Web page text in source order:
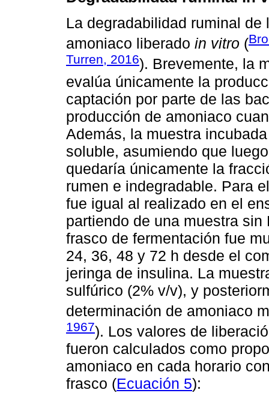
La degradabilidad ruminal
amoniaco liberado in vitro (
Turren, 2016). Brevemente, la
evalúa únicamente la
captación por parte de las
producción de amoniaco
Además, la muestra
soluble, asumiendo que
quedaría únicamente la
rumen e indegradable. Para
fue igual al realizado en el
partiendo de una muestra
frasco de fermentación fue
24, 36, 48 y 72 h desde el
jeringa de insulina. La
sulfúrico (2% v/v), y
determinación de amoniaco
1967). Los valores de
fueron calculados como
amoniaco en cada horario
frasco (Ecuación 5):